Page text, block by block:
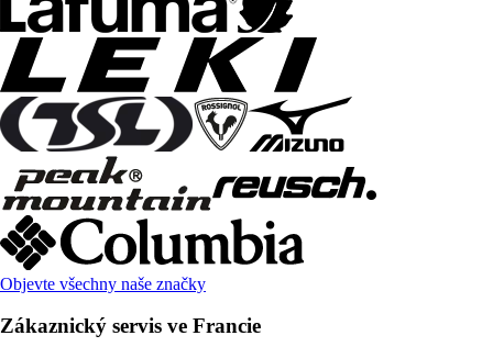
Objevte všechny naše značky
Zákaznický servis ve Francie